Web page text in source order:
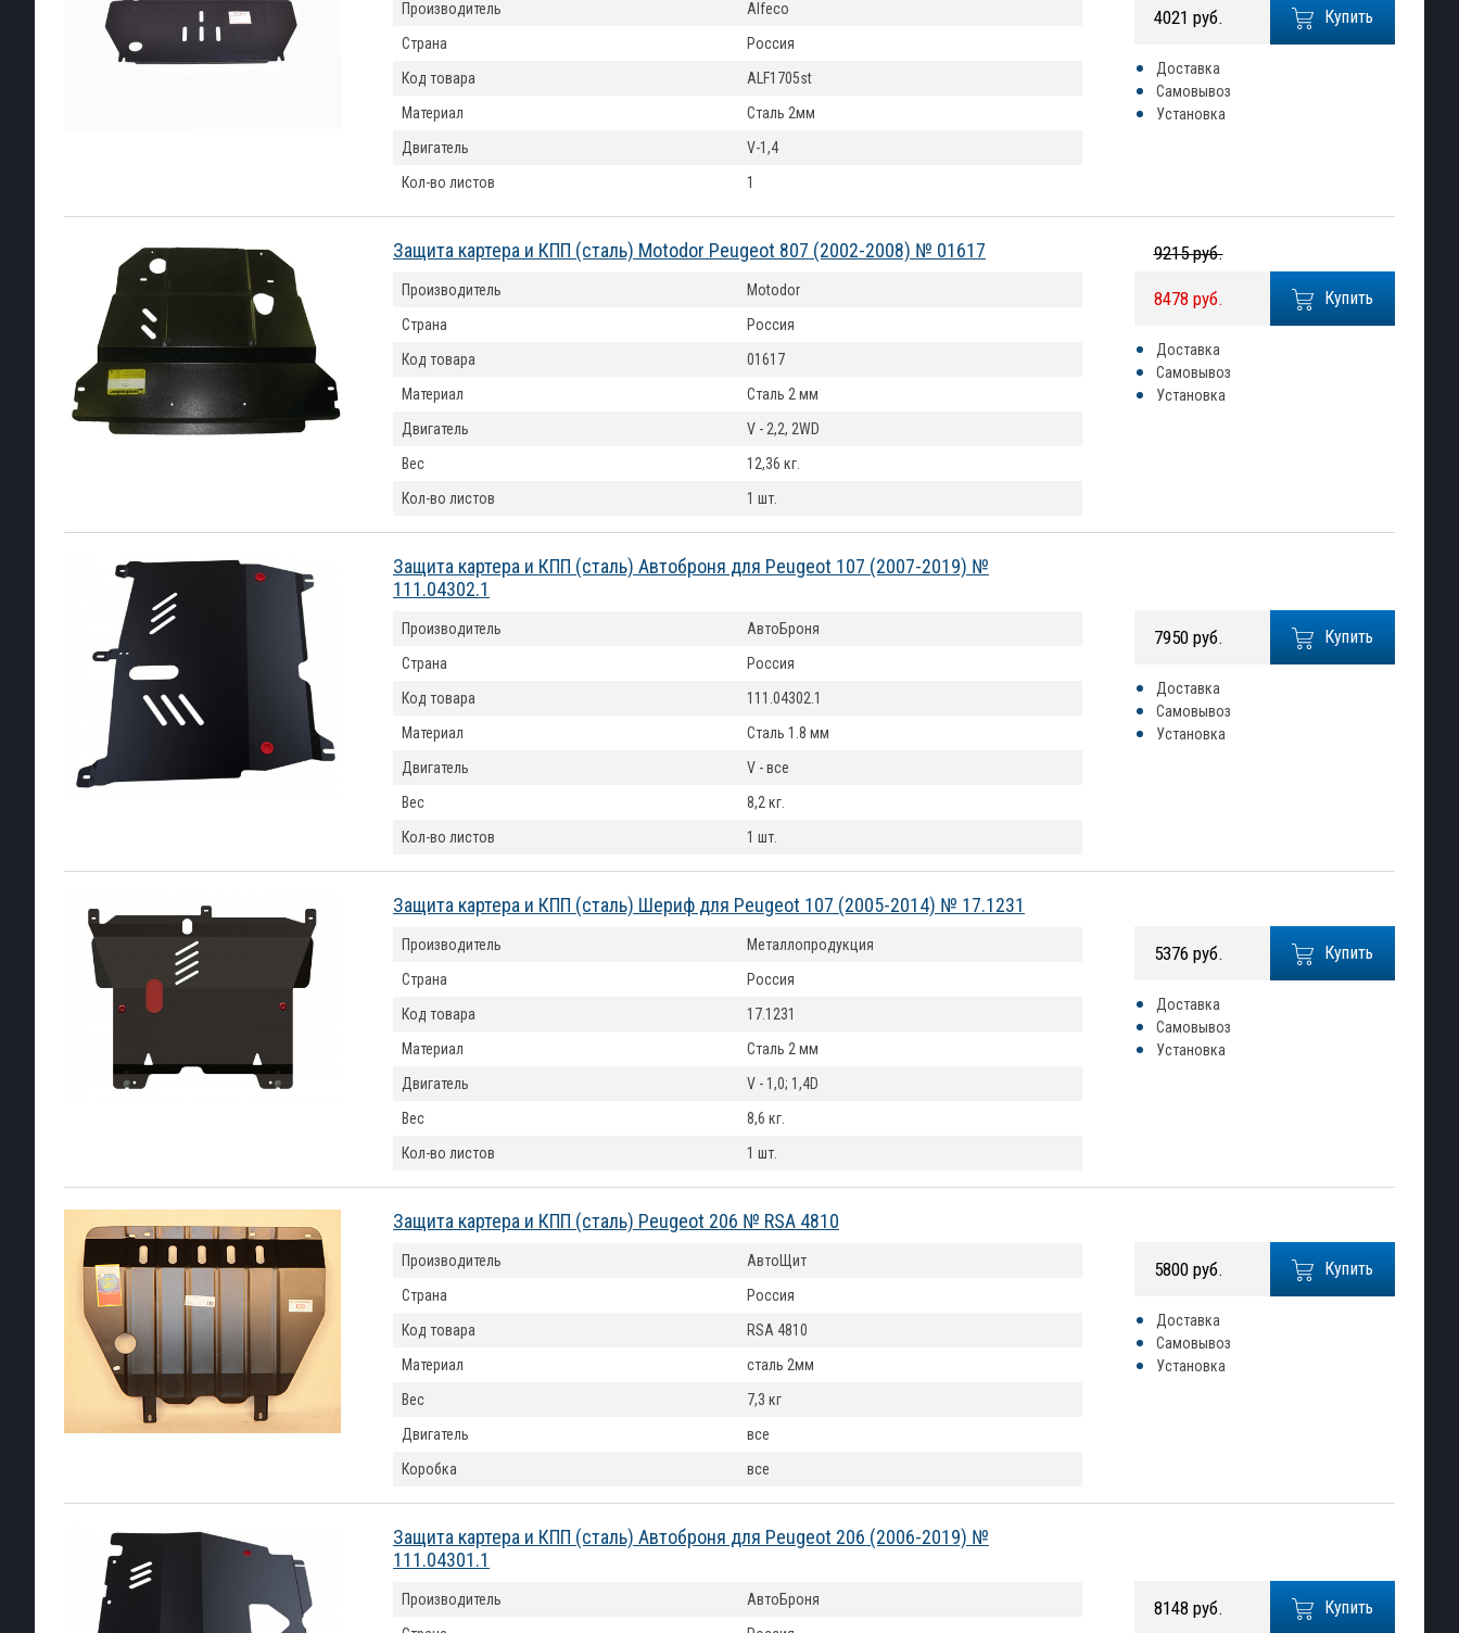
Купить
4021 руб.
Доставка
Самовывоз
Установка
Производитель
Alfeco
Страна
Россия
Код товара
ALF1705st
Материал
Сталь 2мм
Двигатель
V-1,4
Кол-во листов
1
Защита картера и КПП (сталь) Motodor Peugeot 807 (2002-2008) № 01617
Купить
9215 руб.
8478 руб.
Доставка
Самовывоз
Установка
Производитель
Motodor
Страна
Россия
Код товара
01617
Материал
Сталь 2 мм
Двигатель
V - 2,2, 2WD
Вес
12,36 кг.
Кол-во листов
1 шт.
Защита картера и КПП (сталь) Автоброня для Peugeot 107 (2007-2019) №
111.04302.1
Купить
7950 руб.
Доставка
Самовывоз
Установка
Производитель
АвтоБроня
Страна
Россия
Код товара
111.04302.1
Материал
Сталь 1.8 мм
Двигатель
V - все
Вес
8,2 кг.
Кол-во листов
1 шт.
Защита картера и КПП (сталь) Шериф для Peugeot 107 (2005-2014) № 17.1231
Купить
5376 руб.
Доставка
Самовывоз
Установка
Производитель
Металлопродукция
Страна
Россия
Код товара
17.1231
Материал
Сталь 2 мм
Двигатель
V - 1,0; 1,4D
Вес
8,6 кг.
Кол-во листов
1 шт.
Защита картера и КПП (сталь) Peugeot 206 № RSA 4810
Купить
5800 руб.
Доставка
Самовывоз
Установка
Производитель
АвтоЩит
Страна
Россия
Код товара
RSA 4810
Материал
сталь 2мм
Вес
7,3 кг
Двигатель
все
Коробка
все
Защита картера и КПП (сталь) Автоброня для Peugeot 206 (2006-2019) №
111.04301.1
Купить
8148 руб.
Производитель
АвтоБроня